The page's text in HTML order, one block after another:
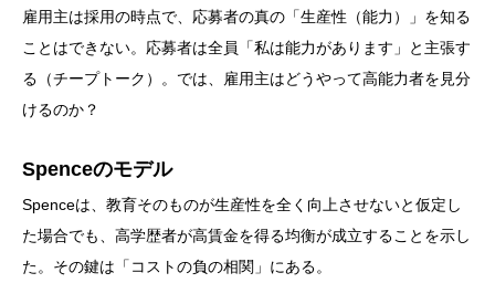
雇用主は採用の時点で、応募者の真の「生産性（能力）」を知る
ことはできない。応募者は全員「私は能力があります」と主張す
る（チープトーク）。では、雇用主はどうやって高能力者を見分
けるのか？
Spenceのモデル
Spenceは、教育そのものが生産性を全く向上させないと仮定し
た場合でも、高学歴者が高賃金を得る均衡が成立することを示し
た。その鍵は「コストの負の相関」にある。